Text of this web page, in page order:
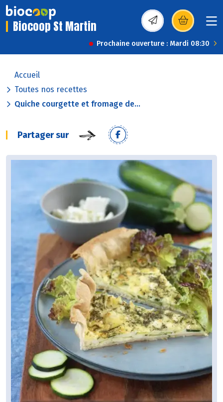
Biocoop St Martin (s’ouvre dans une
Prochaine ouverture : Mardi 08:30
Accueil
Toutes nos recettes
Quiche courgette et fromage de...
Partager sur